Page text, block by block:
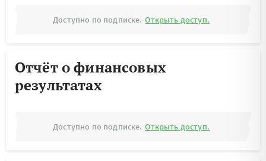
Доступно по подписке. Открыть доступ.
Отчёт о финансовых
результатах
Доступно по подписке. Открыть доступ.